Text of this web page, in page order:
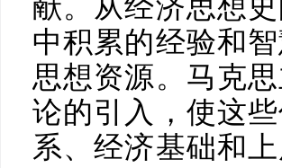
献。从经济思想
中积累的经验和
思想资源。马克
论的引入，使这
系、经济基础和